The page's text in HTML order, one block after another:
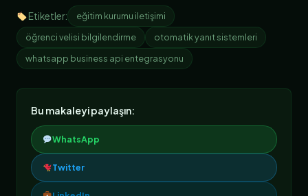
Etiketler:
eğitim kurumu iletişimi
öğrenci velisi bilgilendirme
otomatik yanıt sistemleri
whatsapp business api entegrasyonu
Bu makaleyi paylaşın:
WhatsApp
Twitter